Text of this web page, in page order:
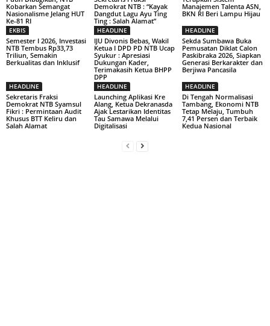
Kobarkan Semangat
Nasionalisme Jelang HUT
Ke-81 RI
Demokrat NTB : “Kayak
Dangdut Lagu Ayu Ting
Ting : Salah Alamat”
Manajemen Talenta ASN,
BKN RI Beri Lampu Hijau
EKBIS
Semester I 2026, Investasi
NTB Tembus Rp33,73
Triliun, Semakin
Berkualitas dan Inklusif
HEADLINE
IJU Divonis Bebas, Wakil
Ketua I DPD PD NTB Ucap
Syukur : Apresiasi
Dukungan Kader,
Terimakasih Ketua BHPP
DPP
HEADLINE
Sekda Sumbawa Buka
Pemusatan Diklat Calon
Paskibraka 2026, Siapkan
Generasi Berkarakter dan
Berjiwa Pancasila
HEADLINE
Sekretaris Fraksi
Demokrat NTB Syamsul
Fikri : Permintaan Audit
Khusus BTT Keliru dan
Salah Alamat
HEADLINE
Launching Aplikasi Kre
Alang, Ketua Dekranasda
Ajak Lestarikan Identitas
Tau Samawa Melalui
Digitalisasi
HEADLINE
Di Tengah Normalisasi
Tambang, Ekonomi NTB
Tetap Melaju, Tumbuh
7,41 Persen dan Terbaik
Kedua Nasional